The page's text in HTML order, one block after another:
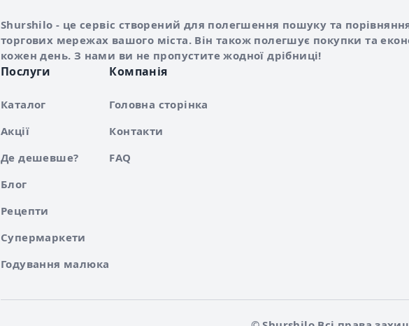
Про сервіс Shurshilo
Shurshilo - це сервіс створений для полегшення пошуку та
торгових мережах вашого міста. Він також полегшує покупки та
кожен день. З нами ви не пропустите жодної дрібниці!
Послуги
Каталог
Акції
Де дешевше?
Блог
Рецепти
Супермаркети
Годування малюка
Компанія
Головна сторінка
Контакти
FAQ